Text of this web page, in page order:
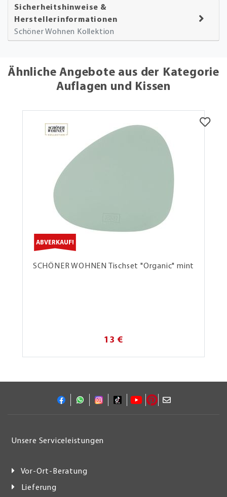
Sicherheitshinweise &
Herstellerinformationen
Schöner Wohnen Kollektion
Ähnliche Angebote aus der Kategorie
Auflagen und Kissen
ABVERKAUF!
SCHÖNER WOHNEN Tischset "Organic" mint
13 €
Unsere Serviceleistungen
Vor-Ort-Beratung
Lieferung